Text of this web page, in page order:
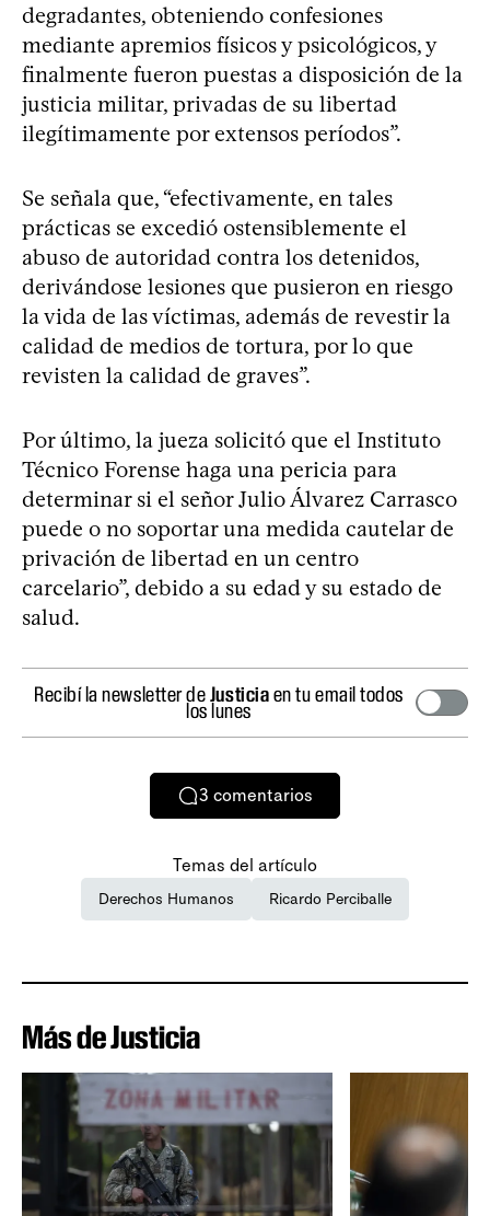
degradantes, obteniendo confesiones
mediante apremios físicos y psicológicos, y
finalmente fueron puestas a disposición de la
justicia militar, privadas de su libertad
ilegítimamente por extensos períodos”.
Se señala que, “efectivamente, en tales
prácticas se excedió ostensiblemente el
abuso de autoridad contra los detenidos,
derivándose lesiones que pusieron en riesgo
la vida de las víctimas, además de revestir la
calidad de medios de tortura, por lo que
revisten la calidad de graves”.
Por último, la jueza solicitó que el Instituto
Técnico Forense haga una pericia para
determinar si el señor Julio Álvarez Carrasco
puede o no soportar una medida cautelar de
privación de libertad en un centro
carcelario”, debido a su edad y su estado de
salud.
Recibí la newsletter deJusticiaen tu email todos
los lunes
3 comentarios
Temas del artículo
Derechos Humanos Ricardo Perciballe
Más de Justicia